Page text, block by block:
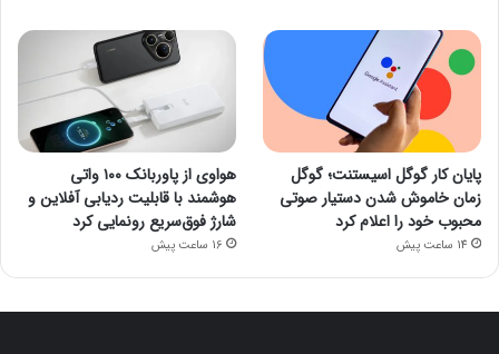
پایان کار گوگل اسیستنت؛ گوگل
زمان خاموش شدن دستیار صوتی
محبوب خود را اعلام کرد
14 ساعت پیش
هواوی از پاوربانک ۱۰۰ واتی
هوشمند با قابلیت ردیابی آفلاین و
شارژ فوق‌سریع رونمایی کرد
16 ساعت پیش